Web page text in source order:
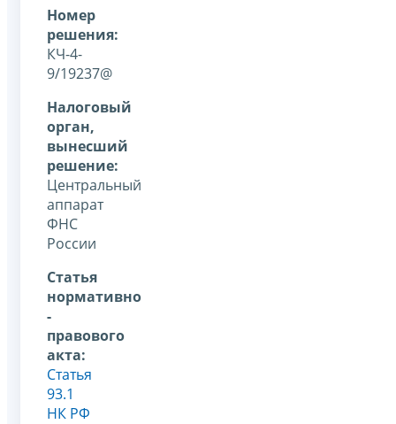
Номер
решения:
КЧ-4-
9/19237@
Налоговый
орган,
вынесший
решение:
Центральный
аппарат
ФНС
России
Статья
нормативно
-
правового
акта:
Статья
93.1
НК РФ